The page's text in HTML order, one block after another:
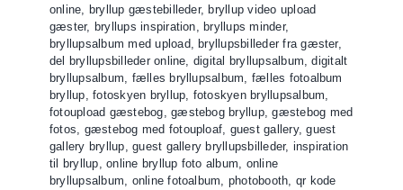
online, bryllup gæstebilleder, bryllup video upload
gæster, bryllups inspiration, bryllups minder,
bryllupsalbum med upload, bryllupsbilleder fra gæster,
del bryllupsbilleder online, digital bryllupsalbum,digitalt
bryllupsalbum, fælles bryllupsalbum, fælles fotoalbum
bryllup,fotoskyen bryllup, fotoskyen bryllupsalbum,
fotoupload gæstebog,gæstebog bryllup,gæstebog med
fotos, gæstebog med fotouploaf, guest gallery,guest
gallery bryllup,guest gallery bryllupsbilleder, inspiration
til bryllup,online bryllup foto album, online
bryllupsalbum, online fotoalbum, photobooth, qr kode